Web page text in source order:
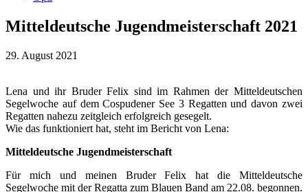
Mitteldeutsche Jugendmeisterschaft 2021
29. August 2021
Lena und ihr Bruder Felix sind im Rahmen der Mitteldeutschen
Segelwoche auf dem Cospudener See 3 Regatten und davon zwei
Regatten nahezu zeitgleich erfolgreich gesegelt.
Wie das funktioniert hat, steht im Bericht von Lena:
Mitteldeutsche Jugendmeisterschaft
Für mich und meinen Bruder Felix hat die Mitteldeutsche
Segelwoche mit der Regatta zum Blauen Band am 22.08. begonnen.